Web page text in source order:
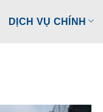
DỊCH VỤ CHÍNH